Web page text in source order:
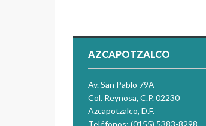
AZCAPOTZALCO
Av. San Pablo 79A
Col. Reynosa, C.P. 02230
Azcapotzalco, D.F.